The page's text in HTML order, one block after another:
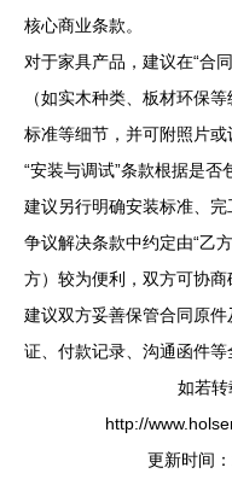
核心商业条款。
对于家具产品，建议在“合
（如实木种类、板材环保
标准等细节，并可附照片或
“安装与调试”条款根据是否
建议另行明确安装标准、完
争议解决条款中约定由“乙
方）较为便利，双方可协商
建议双方妥善保管合同原
证、付款记录、沟通函件等
如若转
http://
更新时间